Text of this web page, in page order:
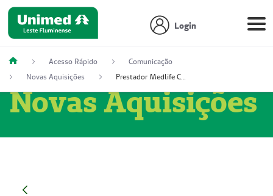
Login
Acesso Rápido
Comunicação
Novas Aquisições
Prestador Medlife Consultas e Diagnósticos (51004334-2)
Novas Aquisições